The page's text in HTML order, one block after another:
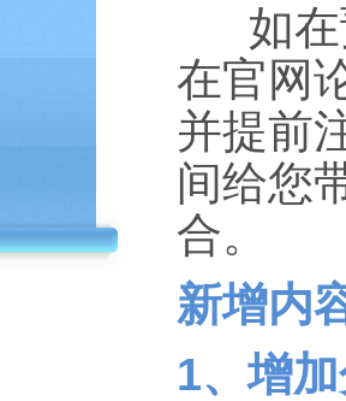
如在
在官网
并提前
间给您
合。
新增内
1、增